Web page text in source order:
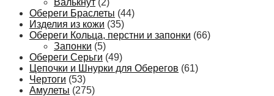
Обереги Браслеты (44)
Изделия из кожи (35)
Обереги Кольца, перстни и запонки (66)
Запонки (5)
Обереги Серьги (49)
Цепочки и Шнурки для Оберегов (61)
Чертоги (53)
Амулеты (275)